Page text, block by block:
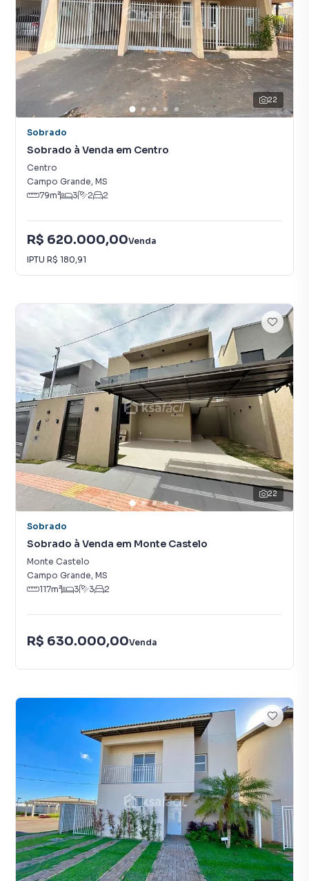
22
Sobrado
Sobrado à Venda em Centro
Centro
Campo Grande, MS
79m² 3 2 2
R$ 620.000,00Venda
IPTU R$ 180,91
22
Sobrado
Sobrado à Venda em Monte Castelo
Monte Castelo
Campo Grande, MS
117m² 3 3 2
R$ 630.000,00Venda